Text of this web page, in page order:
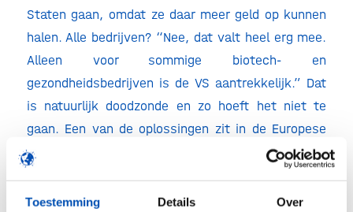
Toestemming Details Over
Staten gaan, omdat ze daar meer geld op kunnen
halen. Alle bedrijven? “Nee, dat valt heel erg mee.
Alleen voor sommige biotech- en
gezondheidsbedrijven is de VS aantrekkelijk.” Dat
is natuurlijk doodzonde en zo hoeft het niet te
gaan. Een van de oplossingen zit in de Europese
kapitaalmarktunie, waar het Draghi-rapporttwee
. Daar ziet de
topman ook wel brood in, net als in betere